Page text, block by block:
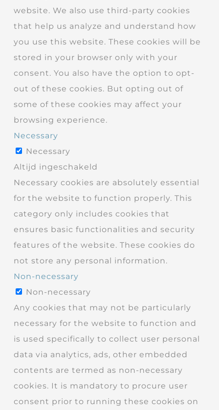
website. We also use third-party cookies
that help us analyze and understand how
you use this website. These cookies will be
stored in your browser only with your
consent. You also have the option to opt-
out of these cookies. But opting out of
some of these cookies may affect your
browsing experience.
Necessary
Necessary
Altijd ingeschakeld
Necessary cookies are absolutely essential
for the website to function properly. This
category only includes cookies that
ensures basic functionalities and security
features of the website. These cookies do
not store any personal information.
Non-necessary
Non-necessary
Any cookies that may not be particularly
necessary for the website to function and
is used specifically to collect user personal
data via analytics, ads, other embedded
contents are termed as non-necessary
cookies. It is mandatory to procure user
consent prior to running these cookies on